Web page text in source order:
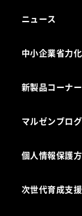
アフター
海外出店を
ニュース
中小企業省力
新製品コーナ
マルゼンブログ
個人情報保護
次世代育成支